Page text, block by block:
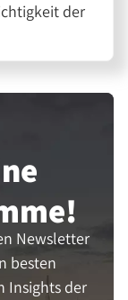
der
Newsletter
besten
Insights der